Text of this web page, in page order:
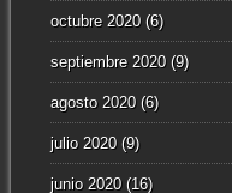
octubre 2020(6)
septiembre 2020(9)
agosto 2020(6)
julio 2020(9)
junio 2020(16)